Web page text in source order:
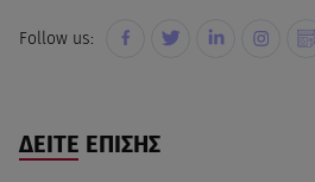
Follow us:
ΔΕΙΤΕ ΕΠΙΣΗΣ